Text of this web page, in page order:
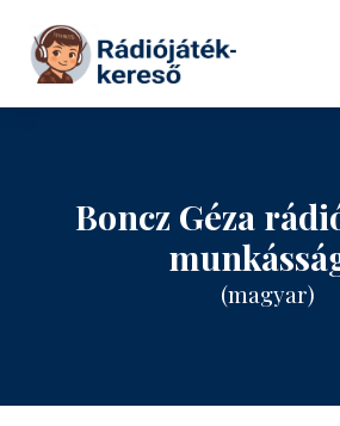
Tovább a tartalomhoz
Boncz Géza
(magyar)